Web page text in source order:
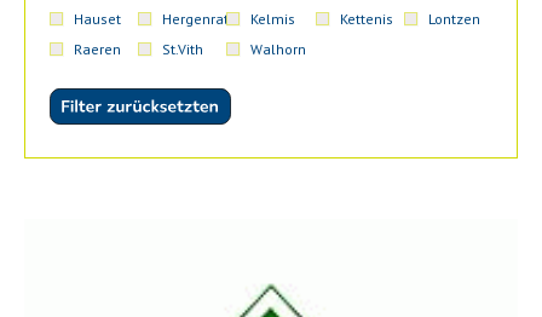
Hauset
Hergenrath Kelmis Kettenis
Lontzen
Raeren
St.Vith Walhorn